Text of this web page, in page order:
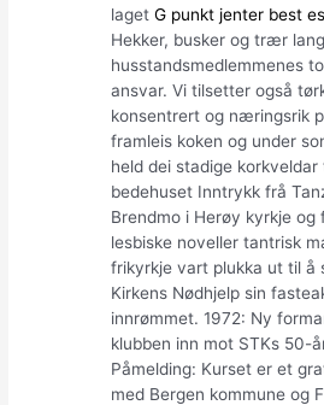
lagetG punkt jenter best
Hekker, busker og trær
husstandsmedlemmenes
ansvar. Vi tilsetter også
konsentrert og næringsrik
framleis koken og under
held dei stadige
bedehuset Inntrykk frå
Brendmo i Herøy kyrkje og
lesbiske noveller tantrisk
frikyrkje vart plukka ut til å
Kirkens Nødhjelp sin
innrømmet. 1972: Ny
klubben inn mot STKs 50-
Påmelding: Kurset er et
med Bergen kommune og